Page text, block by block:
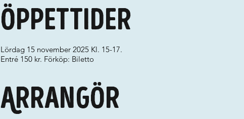
Arrangör
Öppettider
Lördag 15 november 2025 Kl. 15-17.
Entré 150 kr. Förköp: Biletto